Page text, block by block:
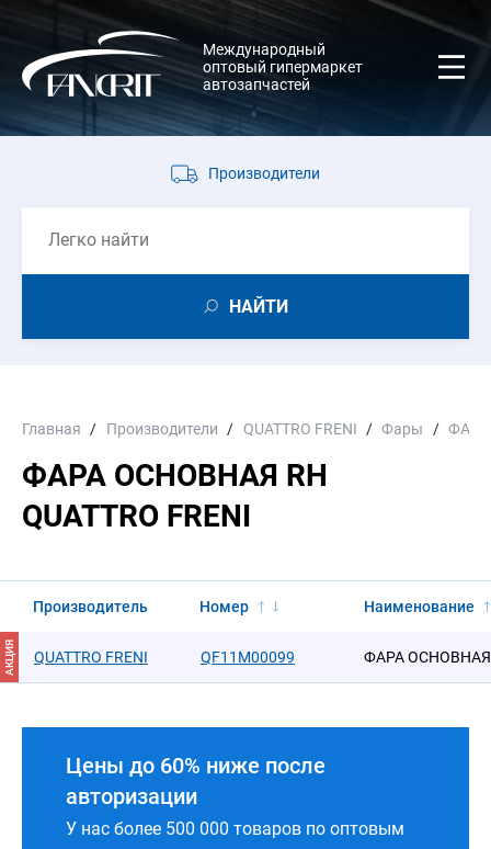
Международный
оптовый гипермаркет
автозапчастей
Производители
НАЙТИ
Главная Производители QUATTRO FRENI Фары ФАРА
ФАРА ОСНОВНАЯ RH
QUATTRO FRENI
Производитель Номер Наименование
АКЦИЯ QUATTRO FRENI QF11M00099 ФАРА ОСНОВНАЯ
Цены до 60% ниже после
авторизации
У нас более 500 000 товаров по оптовым